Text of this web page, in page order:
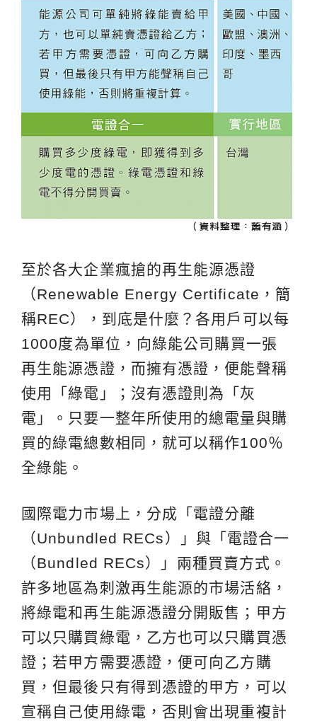
至於各大企業瘋搶的再生能源憑證
（Renewable Energy Certificate，簡
稱REC），到底是什麼？各用戶可以每
1000度為單位，向綠能公司購買一張
再生能源憑證，而擁有憑證，便能聲稱
使用「綠電」；沒有憑證則為「灰
電」。只要一整年所使用的總電量與購
買的綠電總數相同，就可以稱作100％
全綠能。
國際電力市場上，分成「電證分離
（Unbundled RECs）」與「電證合一
（Bundled RECs）」兩種買賣方式。
許多地區為刺激再生能源的市場活絡，
將綠電和再生能源憑證分開販售；甲方
可以只購買綠電，乙方也可以只購買憑
證；若甲方需要憑證，便可向乙方購
買，但最後只有得到憑證的甲方，可以
宣稱自己使用綠電，否則會出現重複計